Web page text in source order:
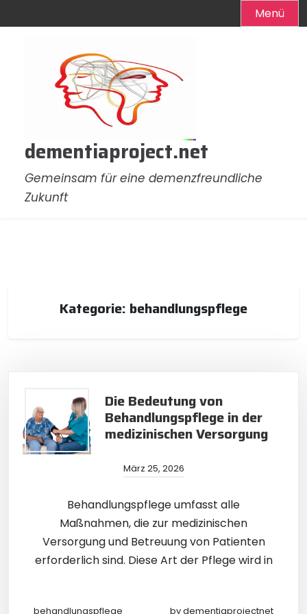
Menü
dementiaproject.net
Gemeinsam für eine demenzfreundliche
Zukunft
Kategorie: behandlungspflege
Die Bedeutung von
Behandlungspflege in der
medizinischen Versorgung
März 25, 2026
Behandlungspflege umfasst alle
Maßnahmen, die zur medizinischen
Versorgung und Betreuung von Patienten
erforderlich sind. Diese Art der Pflege wird in
behandlungspflege bydementiaprojectnet